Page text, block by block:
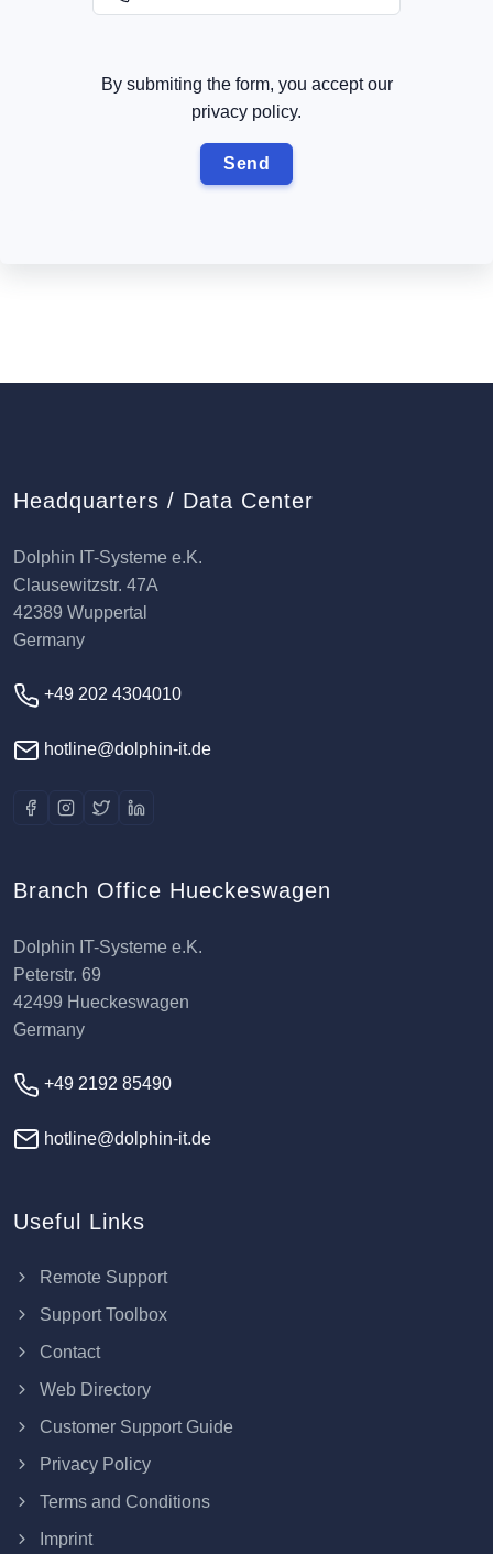
By submiting the form, you accept our
privacy policy.
Headquarters / Data Center
Dolphin IT-Systeme e.K.
Clausewitzstr. 47A
42389 Wuppertal
Germany
+49 202 4304010
hotline@dolphin-it.de
Branch Office Hueckeswagen
Dolphin IT-Systeme e.K.
Peterstr. 69
42499 Hueckeswagen
Germany
+49 2192 85490
hotline@dolphin-it.de
Useful Links
Remote Support
Support Toolbox
Contact
Web Directory
Customer Support Guide
Privacy Policy
Terms and Conditions
Imprint